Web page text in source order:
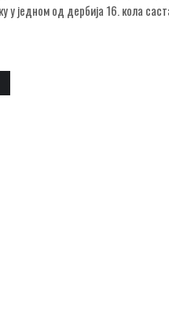
у једном од дербија 16. кола
Батровци
ФК Једнота Шид